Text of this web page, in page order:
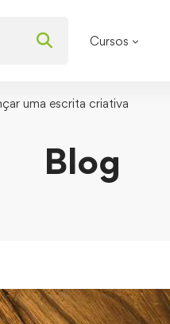
Cursos
uma escrita criativa
Blog